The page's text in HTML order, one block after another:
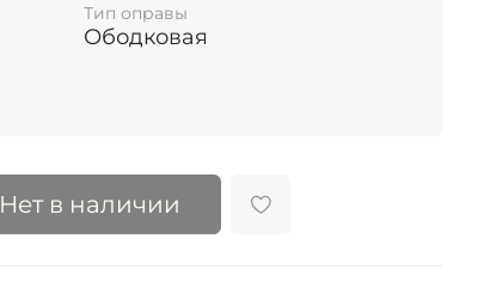
Тип оправы
Ободковая
Нет в наличии